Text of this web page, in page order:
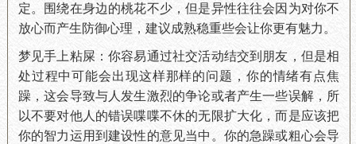
定。围绕在身边的桃花不少，但是异性往往会因为对你不
放心而产生防御心理，建议成熟稳重些会让你更有魅力。
梦见手上粘屎：你容易通过社交活动结交到朋友，但是相
处过程中可能会出现这样那样的问题，你的情绪有点焦
躁，这会导致与人发生激烈的争论或者产生一些误解，所
以不要对他人的错误喋喋不休的无限扩大化，而是应该把
你的智力运用到建设性的意见当中。你的急躁或粗心会导